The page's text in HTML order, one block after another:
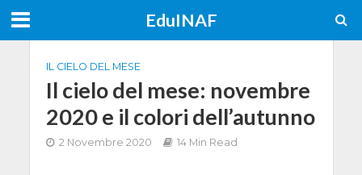
EduINAF
IL CIELO DEL MESE
Il cielo del mese: novembre
2020 e il colori dell’autunno
2 Novembre 2020 14 Min Read